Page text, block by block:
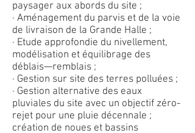
paysager aux abords du site ;
· Aménagement du parvis et de la voie
de livraison de la Grande Halle ;
· Etude approfondie du nivellement,
modélisation et équilibrage des
déblais—remblais ;
· Gestion sur site des terres polluées ;
· Gestion alternative des eaux
pluviales du site avec un objectif zéro-
rejet pour une pluie décennale ;
création de noues et bassins